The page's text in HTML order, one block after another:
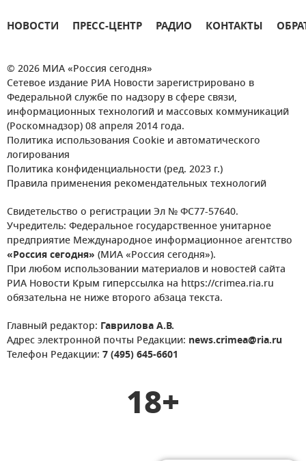
НОВОСТИ ПРЕСС-ЦЕНТР РАДИО КОНТАКТЫ
© 2026 МИА «Россия сегодня»
Сетевое издание РИА Новости зарегистрировано в
Федеральной службе по надзору в сфере связи,
информационных технологий и массовых коммуникаций
(Роскомнадзор) 08 апреля 2014 года.
Политика использования Cookie и автоматического
логирования
Политика конфиденциальности (ред. 2023 г.)
Правила применения рекомендательных технологий
Свидетельство о регистрации Эл № ФС77-57640.
Учредитель: Федеральное государственное унитарное
предприятие Международное информационное агентство
«Россия сегодня» (МИА «Россия сегодня»).
При любом использовании материалов и новостей сайта
РИА Новости Крым гиперссылка на https://crimea.ria.ru
обязательна не ниже второго абзаца текста.
Главный редактор: Гаврилова А.В.
Адрес электронной почты Редакции: news.crimea@ria.ru
Телефон Редакции: 7 (495) 645-6601
18+